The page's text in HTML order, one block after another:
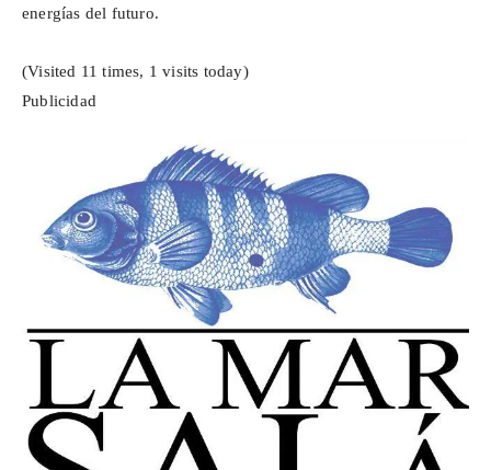
energías del futuro.
(Visited 11 times, 1 visits today)
Publicidad